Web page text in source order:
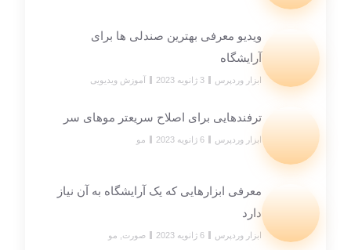
ویدیو معرفی بهترین صندلی ها برای
آرایشگاه
ابزار وردپرس 3 ژانویه 2023 آموزش ویدیویی
ترفندهایی برای اصلاح سریعتر موهای سر
ابزار وردپرس 6 ژانویه 2023 مو
معرفی ابزارهایی که یک آرایشگاه به آن نیاز
دارد
ابزار وردپرس 6 ژانویه 2023 صورت مو